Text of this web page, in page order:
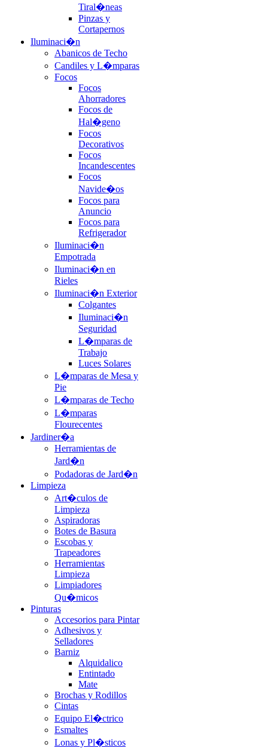
Tiral�neas
Pinzas y
Cortapernos
Iluminaci�n
Abanicos de Techo
Candiles y L�mparas
Focos
Focos
Ahorradores
Focos de
Hal�geno
Focos
Decorativos
Focos
Incandescentes
Focos
Navide�os
Focos para
Anuncio
Focos para
Refrigerador
Iluminaci�n
Empotrada
Iluminaci�n en
Rieles
Iluminaci�n Exterior
Colgantes
Iluminaci�n
Seguridad
L�mparas de
Trabajo
Luces Solares
L�mparas de Mesa y
Pie
L�mparas de Techo
L�mparas
Flourecentes
Jardiner�a
Herramientas de
Jard�n
Podadoras de Jard�n
Limpieza
Art�culos de
Limpieza
Aspiradoras
Botes de Basura
Escobas y
Trapeadores
Herramientas
Limpieza
Limpiadores
Qu�micos
Pinturas
Accesorios para Pintar
Adhesivos y
Selladores
Barniz
Alquidalico
Entintado
Mate
Brochas y Rodillos
Cintas
Equipo El�ctrico
Esmaltes
Lonas y Pl�sticos